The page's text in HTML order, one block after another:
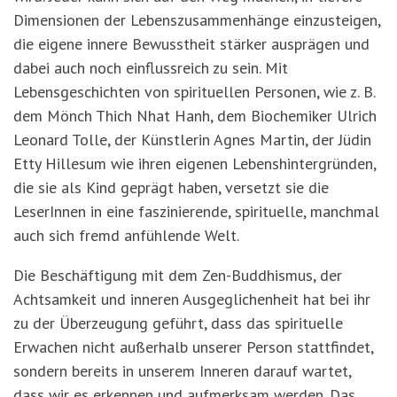
Dimensionen der Lebenszusammenhänge einzusteigen,
die eigene innere Bewusstheit stärker ausprägen und
dabei auch noch einflussreich zu sein. Mit
Lebensgeschichten von spirituellen Personen, wie z. B.
dem Mönch Thich Nhat Hanh, dem Biochemiker Ulrich
Leonard Tolle, der Künstlerin Agnes Martin, der Jüdin
Etty Hillesum wie ihren eigenen Lebenshintergründen,
die sie als Kind geprägt haben, versetzt sie die
LeserInnen in eine faszinierende, spirituelle, manchmal
auch sich fremd anfühlende Welt.
Die Beschäftigung mit dem Zen-Buddhismus, der
Achtsamkeit und inneren Ausgeglichenheit hat bei ihr
zu der Überzeugung geführt, dass das spirituelle
Erwachen nicht außerhalb unserer Person stattfindet,
sondern bereits in unserem Inneren darauf wartet,